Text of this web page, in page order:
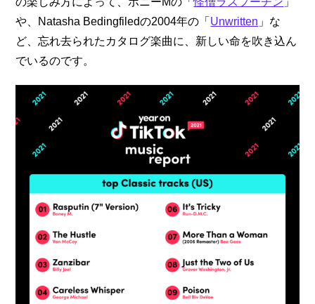
や、Natasha Bedingfiledの2004年の「 Unwritten 」な
ど、忘れ去られたカタログ楽曲に、新しい命を吹き込ん
でいるのです。